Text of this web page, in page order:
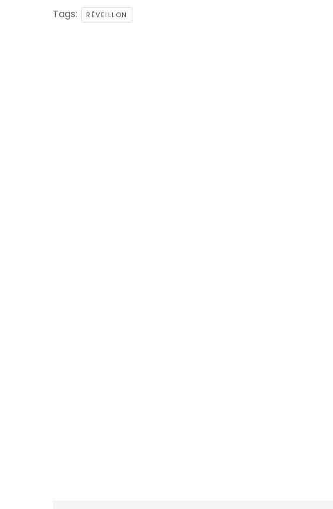
Tags: RÉVEILLON